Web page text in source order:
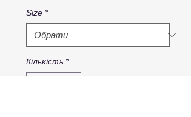
Size *
Кількість *